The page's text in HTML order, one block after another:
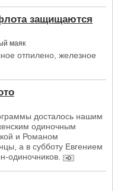
защищаются
маяк
отпилено, железное
досталось нашим
одиночным
и Романом
а в субботу Евгением
одиночников.